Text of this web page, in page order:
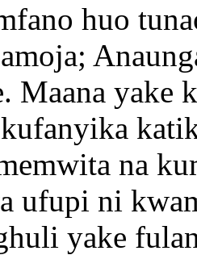
huo
Maana yake
na
ufupi ni
yake